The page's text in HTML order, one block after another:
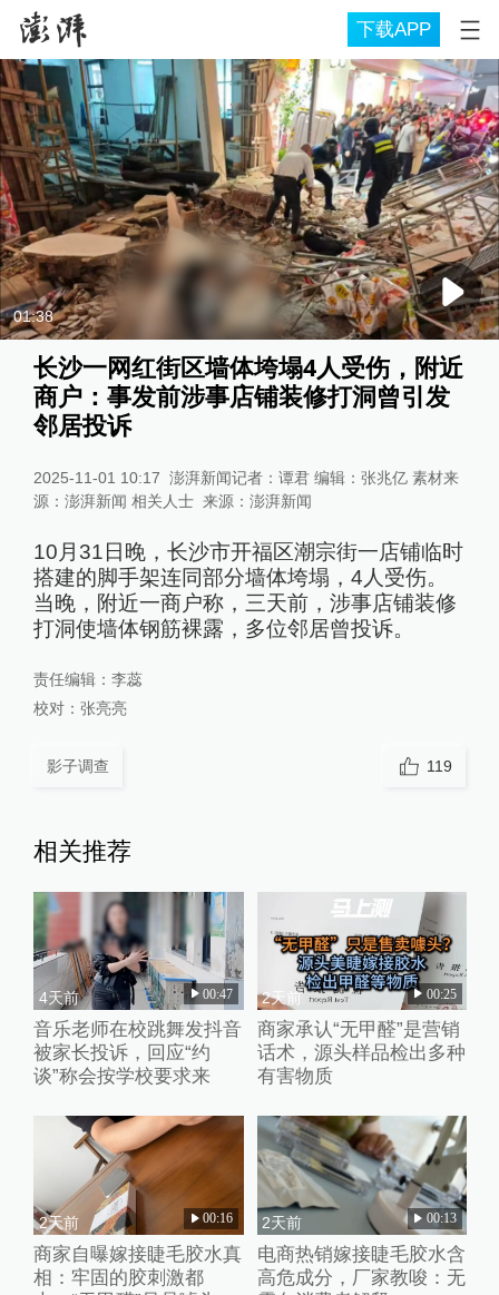
下载APP
01:38
长沙一网红街区墙体垮塌4人受伤，附近
商户：事发前涉事店铺装修打洞曾引发
邻居投诉
2025-11-01 10:17 澎湃新闻记者：谭君 编辑：张兆亿 素材来
源：澎湃新闻 相关人士 来源： 澎湃新闻
10月31日晚，长沙市开福区潮宗街一店铺临时
搭建的脚手架连同部分墙体垮塌，4人受伤。
当晚，附近一商户称，三天前，涉事店铺装修
打洞使墙体钢筋裸露，多位邻居曾投诉。
责任编辑： 李蕊
校对： 张亮亮
影子调查 119
相关推荐
4天前 00:47
音乐老师在校跳舞发抖音
被家长投诉，回应“约
谈”称会按学校要求来
2天前 00:25
商家承认“无甲醛”是营销
话术，源头样品检出多种
有害物质
2天前 00:16
商家自曝嫁接睫毛胶水真
相：牢固的胶刺激都
2天前 00:13
电商热销嫁接睫毛胶水含
高危成分，厂家教唆：无